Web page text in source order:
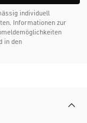
individuell
Informationen zur
in den